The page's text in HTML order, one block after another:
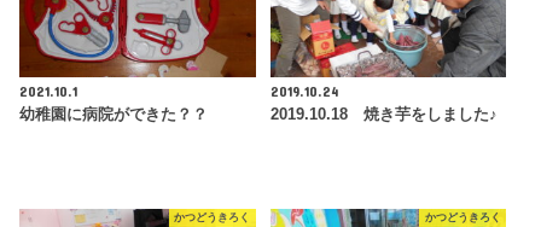
2021.10.1
幼稚園に病院ができた？？
2019.10.24
2019.10.18 焼き芋をしました♪
かつどうきろく かつどうきろく